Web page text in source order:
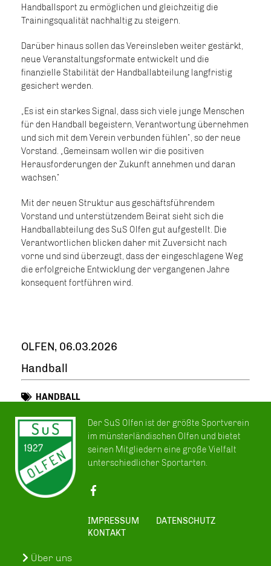
Handballsport zu ermöglichen und gleichzeitig die
Trainingsqualität nachhaltig zu steigern.
Darüber hinaus sollen das Vereinsleben weiter gestärkt,
neue Veranstaltungsformate entwickelt und die
finanzielle Stabilität der Handballabteilung langfristig
gesichert werden.
„Es ist ein starkes Signal, dass sich viele junge Menschen
für den Handball begeistern, Verantwortung übernehmen
und sich mit dem Verein verbunden fühlen“, so der neue
Vorstand. „Gemeinsam wollen wir die positiven
Herausforderungen der Zukunft annehmen und daran
wachsen.“
Mit der neuen Struktur aus geschäftsführendem
Vorstand und unterstützendem Beirat sieht sich die
Handballabteilung des SuS Olfen gut aufgestellt. Die
Verantwortlichen blicken daher mit Zuversicht nach
vorne und sind überzeugt, dass der eingeschlagene Weg
die erfolgreiche Entwicklung der vergangenen Jahre
konsequent fortführen wird.
OLFEN, 06.03.2026
Handball
HANDBALL
Der SuS Olfen ist der größte Sportverein
im münsterländischen Olfen und bietet
seinen Mitgliedern eine große Vielfalt
unterschiedlicher Sportarten.
IMPRESSUM
DATENSCHUTZ
KONTAKT
Über uns